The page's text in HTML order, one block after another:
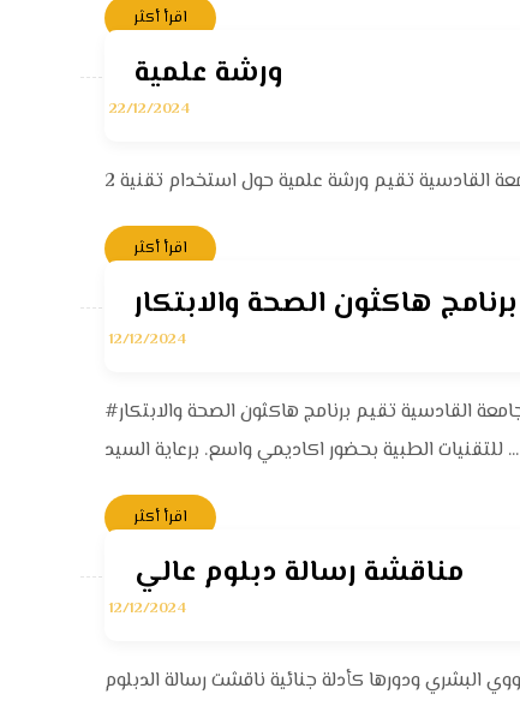
اقرأ أكثر
ورشة علمية
22/12/2024
اقرأ أكثر
برنامج هاكثون الصحة والابتكار
12/12/2024
#هاكثون_الصحة_والابتكار #قسم_التحليلات_المرضية #كلية_العلوم_جامعة_القادسية #قسم_النشاطات_الطلابية كلية العلوم بجامعة القادسية تقيم برنامج هاكثون الصحة والابتكار
للتقنيات الطبية بحضور اكاديمي واسع. برعاية السيد ...
اقرأ أكثر
مناقشة رسالة دبلوم عالي
12/12/2024